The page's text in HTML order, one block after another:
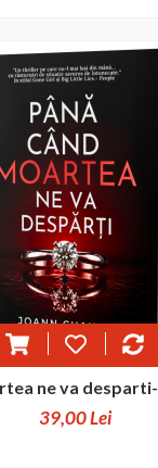
ne va
39,00 Lei